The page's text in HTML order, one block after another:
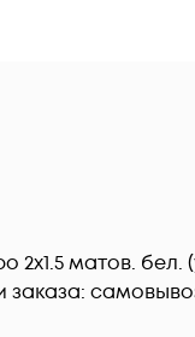
2х1.5 матов.